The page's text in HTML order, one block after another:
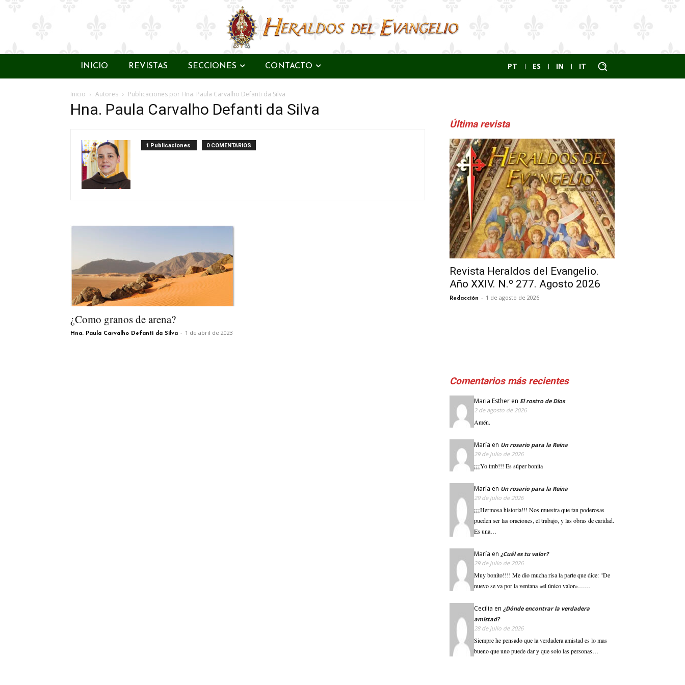
INICIO REVISTAS SECCIONES CONTACTO PT ES IN IT
Inicio Autores Publicaciones por Hna. Paula Carvalho Defanti da Silva
Hna. Paula Carvalho Defanti da Silva
1 Publicaciones 0 COMENTARIOS
¿Como granos de arena?
Hna. Paula Carvalho Defanti da Silva - 1 de abril de 2023
Última revista
Revista Heraldos del Evangelio.
Año XXIV. N.º 277. Agosto 2026
Redacción - 1 de agosto de 2026
Comentarios más recientes
Maria Esther en El rostro de Dios
2 de agosto de 2026
Amén.
María en Un rosario para la Reina
29 de julio de 2026
¡¡¡Yo tmb!!! Es súper bonita
María en Un rosario para la Reina
29 de julio de 2026
¡¡¡Hermosa historia!!! Nos muestra que tan poderosas
pueden ser las oraciones, el trabajo, y las obras de caridad.
Es una…
María en ¿Cuál es tu valor?
29 de julio de 2026
Muy bonito!!!! Me dio mucha risa la parte que dice: "De
nuevo se va por la ventana «el único valor»……
Cecilia en ¿Dónde encontrar la verdadera
amistad?
28 de julio de 2026
Siempre he pensado que la verdadera amistad es lo mas
bueno que uno puede dar y que solo las personas…